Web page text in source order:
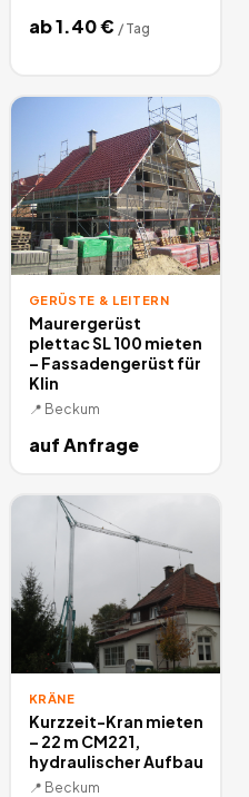
ab1.40€ / Tag
GERÜSTE & LEITERN
Maurergerüst
plettac SL 100 mieten
– Fassadengerüst für
Klin
📍 Beckum
auf Anfrage
KRÄNE
Kurzzeit-Kran mieten
– 22 m CM221,
hydraulischer Aufbau
📍 Beckum